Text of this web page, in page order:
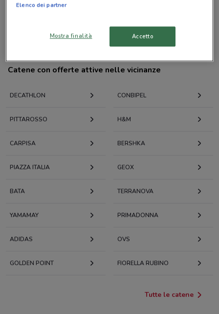
10.8 km
Tutti i negozi Daiwa
Catene con offerte attive nelle vicinanze
DECATHLON CONBIPEL
PITTAROSSO H&M
CARPISA BERSHKA
PIAZZA ITALIA GEOX
BATA TERRANOVA
YAMAMAY PRIMADONNA
ADIDAS OVS
GOLDEN POINT FIORELLA RUBINO
Tutte le catene
Elenco dei partner
Mostra finalità Accetto